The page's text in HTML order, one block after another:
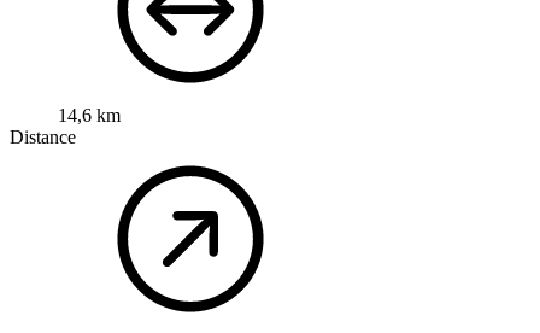
14,6 km
Distance